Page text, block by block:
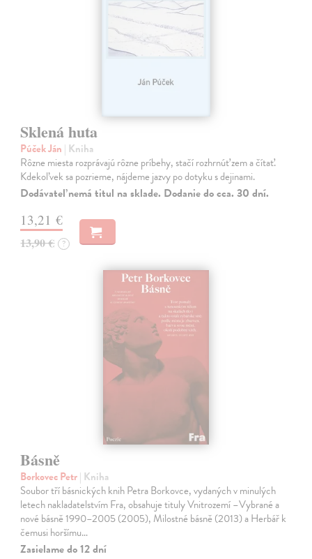
Sklená huta
Púček Ján | Kniha
Rôzne miesta rozprávajú rôzne príbehy, stačí rozhrnúť zem a čítať.
Kdekoľvek sa pozrieme, nájdeme jazvy po dotyku s dejinami.
Dodávateľ nemá titul na sklade. Dodanie do cca. 30 dní.
13,21 €
13,90 € ?
Básně
Borkovec Petr| Kniha
Soubor tří básnických knih Petra Borkovce, vydaných v minulých
letech nakladatelstvím Fra, obsahuje tituly Vnitrozemí –Vybrané a
nové básně 1990–2005 (2005), Milostné básně (2013) a Herbář k
čemusi horšímu…
Zasielame do 12 dní